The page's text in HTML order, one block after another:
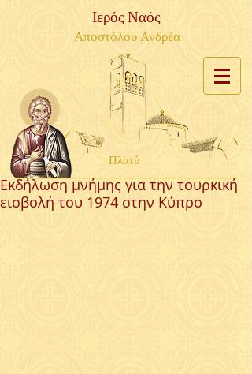
Ιερός Ναός
Αποστόλου Ανδρέα
Πλατύ
Εκδήλωση μνήμης για την τουρκική
εισβολή του 1974 στην Κύπρο